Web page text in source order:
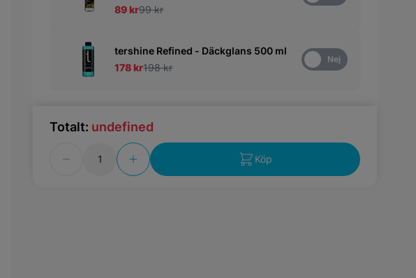
Totalt: undefined
Köp
89 kr99 kr
tershine Refined - Däckglans 500 ml
178 kr198 kr
Nej